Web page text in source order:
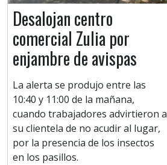
Desalojan centro
comercial Zulia por
enjambre de avispas
La alerta se produjo entre las
10:40 y 11:00 de la mañana,
cuando trabajadores advirtieron a
su clientela de no acudir al lugar,
por la presencia de los insectos
en los pasillos.